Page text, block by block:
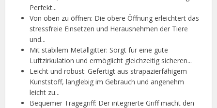
Perfekt...
Von oben zu öffnen: Die obere Öffnung erleichtert das
stressfreie Einsetzen und Herausnehmen der Tiere
und...
Mit stabilem Metallgitter: Sorgt für eine gute
Luftzirkulation und ermöglicht gleichzeitig sicheren...
Leicht und robust: Gefertigt aus strapazierfähigem
Kunststoff, langlebig im Gebrauch und angenehm
leicht zu...
Bequemer Tragegriff: Der integrierte Griff macht den